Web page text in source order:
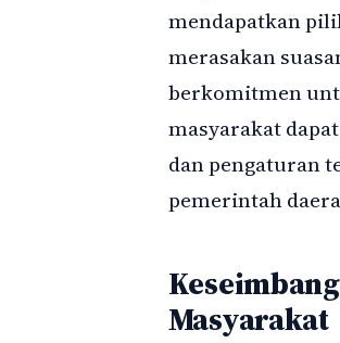
mendapatkan
merasakan
berkomitmen
masyarakat
dan pengaturan
pemerintah
Masyarakat